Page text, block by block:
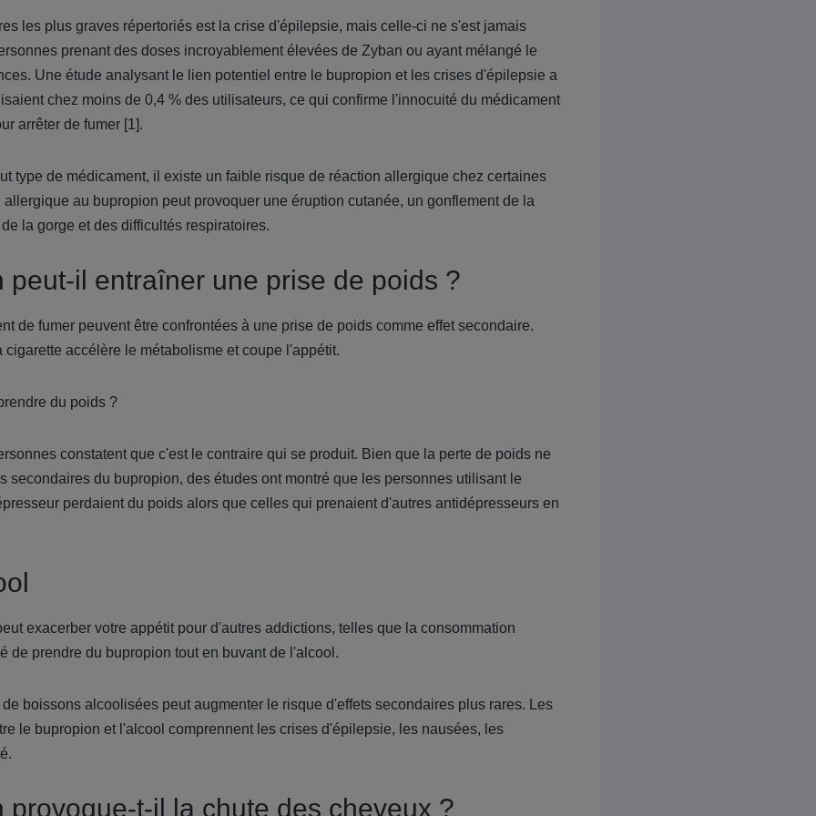
les plus graves répertoriés est la crise d'épilepsie, mais celle-ci ne s'est jamais
prenant des doses incroyablement élevées de Zyban ou ayant mélangé le
Une étude analysant le lien potentiel entre le bupropion et les crises d'épilepsie a
chez moins de 0,4 % des utilisateurs, ce qui confirme l'innocuité du médicament
arrêter de fumer [1].
type de médicament, il existe un faible risque de réaction allergique chez certaines
au bupropion peut provoquer une éruption cutanée, un gonflement de la
la gorge et des difficultés respiratoires.
peut-il entraîner une prise de poids ?
de fumer peuvent être confrontées à une prise de poids comme effet secondaire.
cigarette accélère le métabolisme et coupe l'appétit.
du poids ?
constatent que c'est le contraire qui se produit. Bien que la perte de poids ne
secondaires du bupropion, des études ont montré que les personnes utilisant le
perdaient du poids alors que celles qui prenaient d'autres antidépresseurs en
exacerber votre appétit pour d'autres addictions, telles que la consommation
de prendre du bupropion tout en buvant de l'alcool.
boissons alcoolisées peut augmenter le risque d'effets secondaires plus rares. Les
le bupropion et l'alcool comprennent les crises d'épilepsie, les nausées, les
provoque-t-il la chute des cheveux ?